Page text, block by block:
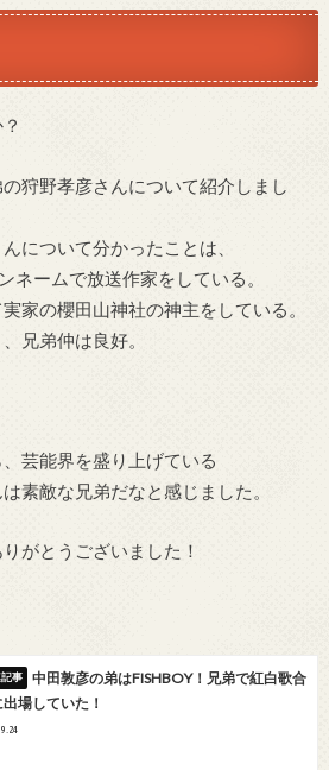
狩野孝彦さんについて紹介しまし
について分かったことは、
ームで放送作家をしている。
家の櫻田山神社の神主をしている。
兄弟仲は良好。
芸能界を盛り上げている
素敵な兄弟だなと感じました。
がとうございました！
中田敦彦の弟はFISHBOY！兄弟で紅白歌合
場していた！